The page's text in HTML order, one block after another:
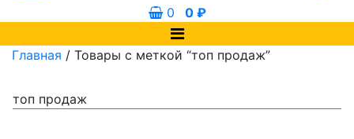
0 0 ₽
Главная / Товары с меткой “топ продаж”
топ продаж